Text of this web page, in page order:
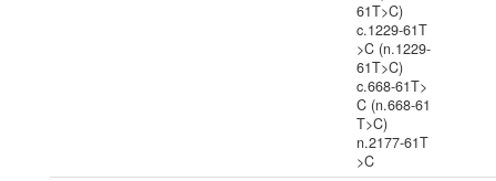
61T>C)
c.1229-61T
>C (n.1229-
61T>C)
c.668-61T>
C (n.668-61
T>C)
n.2177-61T
>C